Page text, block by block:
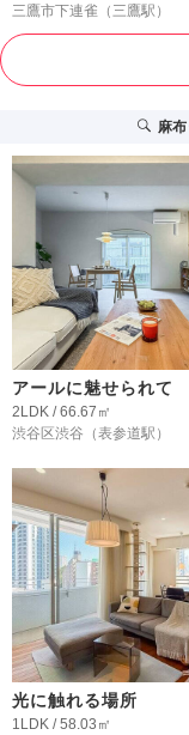
三鷹市下連雀 （三鷹駅）
麻
アールに魅せられて
2LDK / 66.67㎡
渋谷区渋谷 （表参道駅）
光に触れる場所
1LDK / 58.03㎡